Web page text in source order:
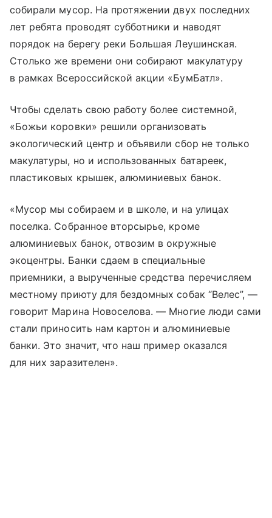
собирали мусор. На протяжении двух последних
лет ребята проводят субботники и наводят
порядок на берегу реки Большая Леушинская.
Столько же времени они собирают макулатуру
в рамках Всероссийской акции «БумБатл».
Чтобы сделать свою работу более системной,
«Божьи коровки» решили организовать
экологический центр и объявили сбор не только
макулатуры, но и использованных батареек,
пластиковых крышек, алюминиевых банок.
«Мусор мы собираем и в школе, и на улицах
поселка. Собранное вторсырье, кроме
алюминиевых банок, отвозим в окружные
экоцентры. Банки сдаем в специальные
приемники, а вырученные средства перечисляем
местному приюту для бездомных собак “Велес”, —
говорит Марина Новоселова. — Многие люди сами
стали приносить нам картон и алюминиевые
банки. Это значит, что наш пример оказался
для них заразителен».